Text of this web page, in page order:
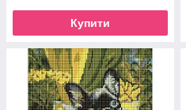
Купити